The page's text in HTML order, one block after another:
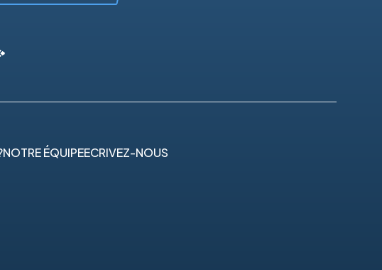
NOTRE ÉQUIPEECRIVEZ-NOUS